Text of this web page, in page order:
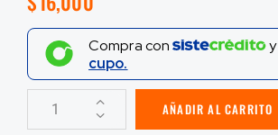
Compra con y
cupo.
AÑADIR AL CARRITO